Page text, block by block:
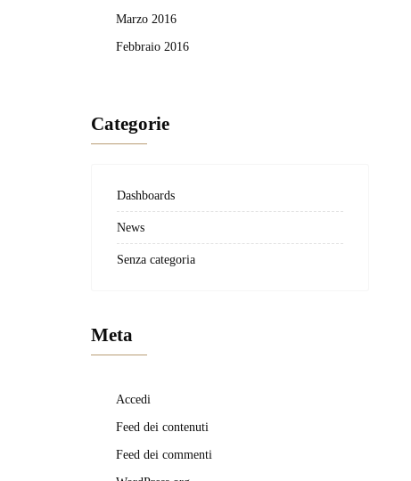
Marzo 2016
Febbraio 2016
Categorie
Dashboards
News
Senza categoria
Meta
Accedi
Feed dei contenuti
Feed dei commenti